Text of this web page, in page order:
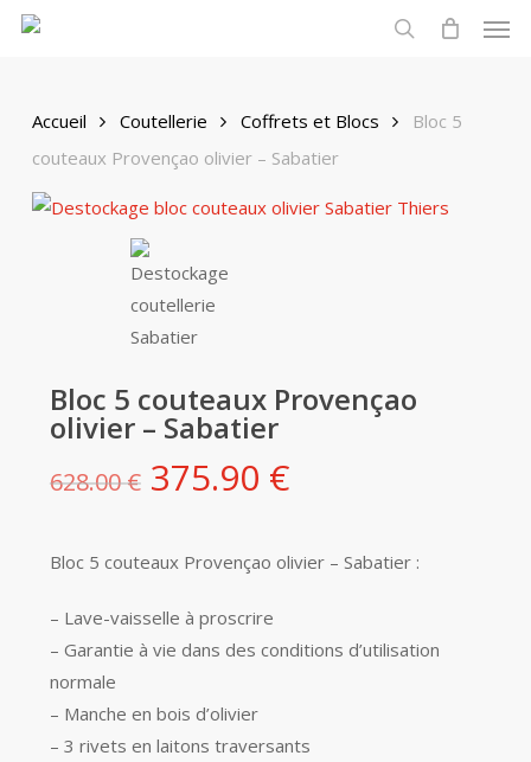
Skip
contentAccueil Coutellerie Coffrets et Blocs
Bloc 5
couteaux Provençao olivier – Sabatier
Bloc 5 couteaux Provençao
olivier – Sabatier
628.00€ Le
initial
était :
628.00 €.
375.90 €Le
actuel
est :
Bloc 5 couteaux Provençao olivier – Sabatier :
– Lave-vaisselle à proscrire
– Garantie à vie dans des conditions d’utilisation
normale
– Manche en bois d’olivier
– 3 rivets en laitons traversants